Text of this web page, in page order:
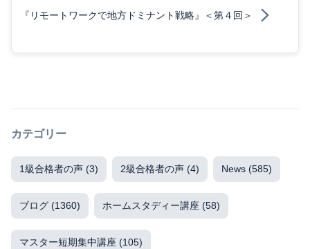
『リモートワークで地方ドミナント戦略』＜第４回＞
カテゴリー
1級合格者の声 (3) 2級合格者の声 (4) News (585)
ブログ (1360) ホームスタディー講座 (58)
マスター短期集中講座 (105)